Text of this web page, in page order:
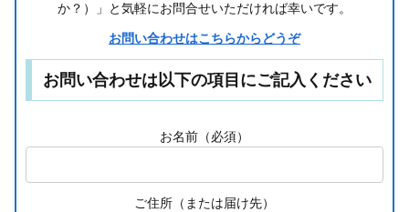
か？）」と気軽にお問合せいただければ幸いです。
お問い合わせはこちらからどうぞ
お問い合わせは以下の項目にご記入ください
お名前（必須）
ご住所（または届け先）